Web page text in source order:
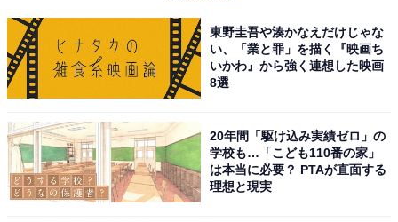
東野圭吾や湊かなえだけじゃな
い、「業と罪」を描く『映画ち
いかわ』から強く連想した映画
8選
20年間「駆け込み実績ゼロ」の
学校も…「こども110番の家」
は本当に必要？ PTAが直面する
理想と現実